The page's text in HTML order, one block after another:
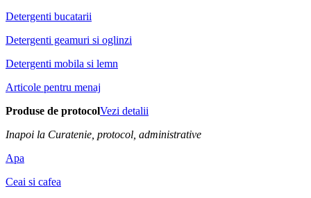
Detergenti bucatarii
Detergenti geamuri si oglinzi
Detergenti mobila si lemn
Articole pentru menaj
Produse de protocolVezi detalii
Inapoi la Curatenie, protocol, administrative
Apa
Ceai si cafea